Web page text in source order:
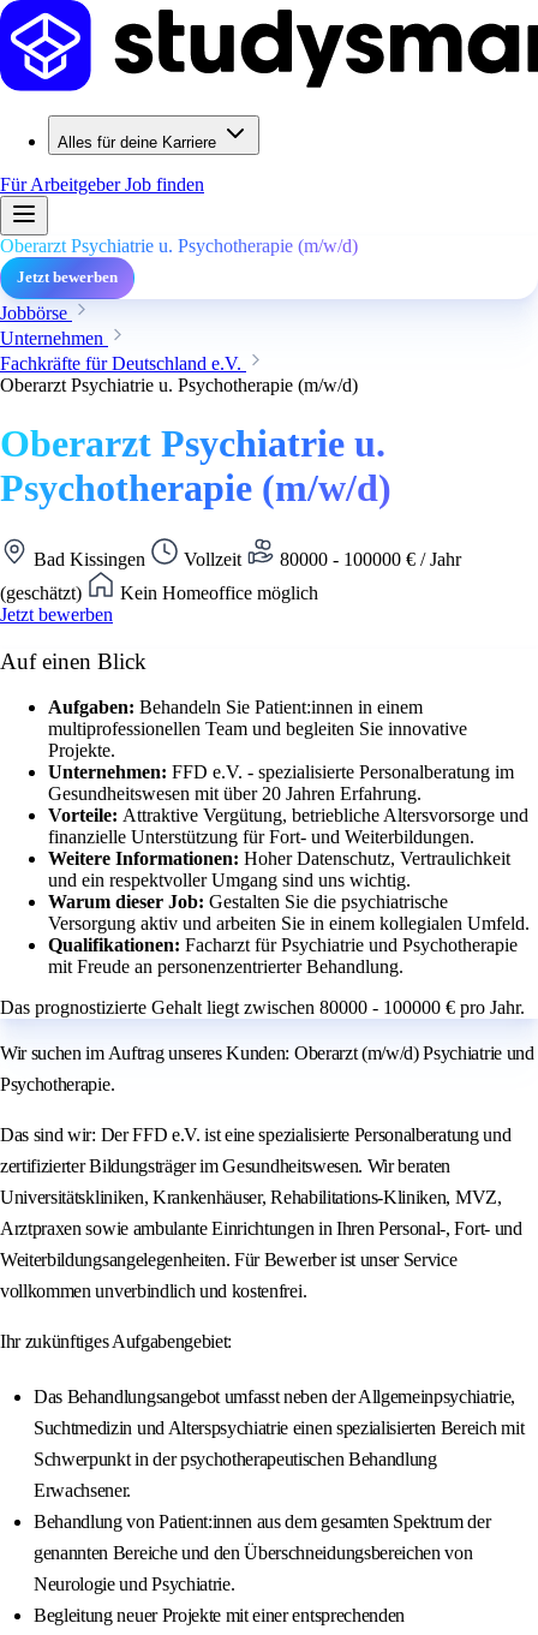
Alles für deine Karriere
Für ArbeitgeberJob finden
Oberarzt Psychiatrie u. Psychotherapie (m/w/d)
Jetzt bewerben
Jobbörse
Unternehmen
Fachkräfte für Deutschland e.V.
Oberarzt Psychiatrie u. Psychotherapie (m/w/d)
Oberarzt Psychiatrie u.
Psychotherapie (m/w/d)
Bad Kissingen Vollzeit
80000 - 100000 € / Jahr
(geschätzt)
Kein Homeoffice möglich
Jetzt bewerben
Auf einen Blick
Aufgaben: Behandeln Sie Patient:innen in einem
multiprofessionellen Team und begleiten Sie innovative
Projekte.
Unternehmen: FFD e.V. - spezialisierte Personalberatung im
Gesundheitswesen mit über 20 Jahren Erfahrung.
Vorteile: Attraktive Vergütung, betriebliche Altersvorsorge und
finanzielle Unterstützung für Fort- und Weiterbildungen.
Weitere Informationen: Hoher Datenschutz, Vertraulichkeit
und ein respektvoller Umgang sind uns wichtig.
Warum dieser Job: Gestalten Sie die psychiatrische
Versorgung aktiv und arbeiten Sie in einem kollegialen Umfeld.
Qualifikationen: Facharzt für Psychiatrie und Psychotherapie
mit Freude an personenzentrierter Behandlung.
Das prognostizierte Gehalt liegt zwischen 80000 - 100000 € pro Jahr.
Wir suchen im Auftrag unseres Kunden: Oberarzt (m/w/d) Psychiatrie und
Psychotherapie.
Das sind wir: Der FFD e.V. ist eine spezialisierte Personalberatung und
zertifizierter Bildungsträger im Gesundheitswesen. Wir beraten
Universitätskliniken, Krankenhäuser, Rehabilitations-Kliniken, MVZ,
Arztpraxen sowie ambulante Einrichtungen in Ihren Personal-, Fort- und
Weiterbildungsangelegenheiten. Für Bewerber ist unser Service
vollkommen unverbindlich und kostenfrei.
Ihr zukünftiges Aufgabengebiet:
Das Behandlungsangebot umfasst neben der Allgemeinpsychiatrie,
Suchtmedizin und Alterspsychiatrie einen spezialisierten Bereich mit
Schwerpunkt in der psychotherapeutischen Behandlung
Erwachsener.
Behandlung von Patient:innen aus dem gesamten Spektrum der
genannten Bereiche und den Überschneidungsbereichen von
Neurologie und Psychiatrie.
Begleitung neuer Projekte mit einer entsprechenden